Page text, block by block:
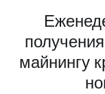
майнингу